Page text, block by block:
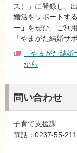
ス）」に登録し、
婚活をサポートす
ー」 をぜひ、ご利
「やまがた結婚サ
「やまがた結
から
問い合わせ
子育て支援課
電話：0237-55-